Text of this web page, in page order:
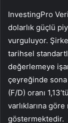
InvestingPro
dolarlık güçlü
vurguluyor.
tarihsel
değerlemeye
çeyreğinde
(F/D) oranı
varlıklarına
göstermektedir.